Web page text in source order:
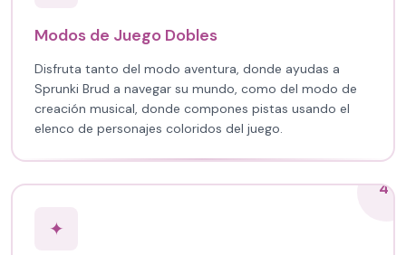
Modos de Juego Dobles
Disfruta tanto del modo aventura, donde ayudas a
Sprunki Brud a navegar su mundo, como del modo de
creación musical, donde compones pistas usando el
elenco de personajes coloridos del juego.
4
✦